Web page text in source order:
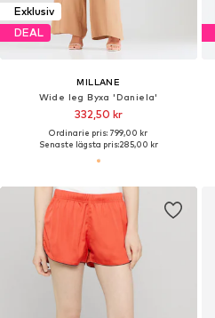
Exklusiv
DEAL
MILLANE
Wide leg Byxa 'Daniela'
332,50 kr
Ordinarie pris: 799,00 kr
Senaste lägsta pris:285,00 kr